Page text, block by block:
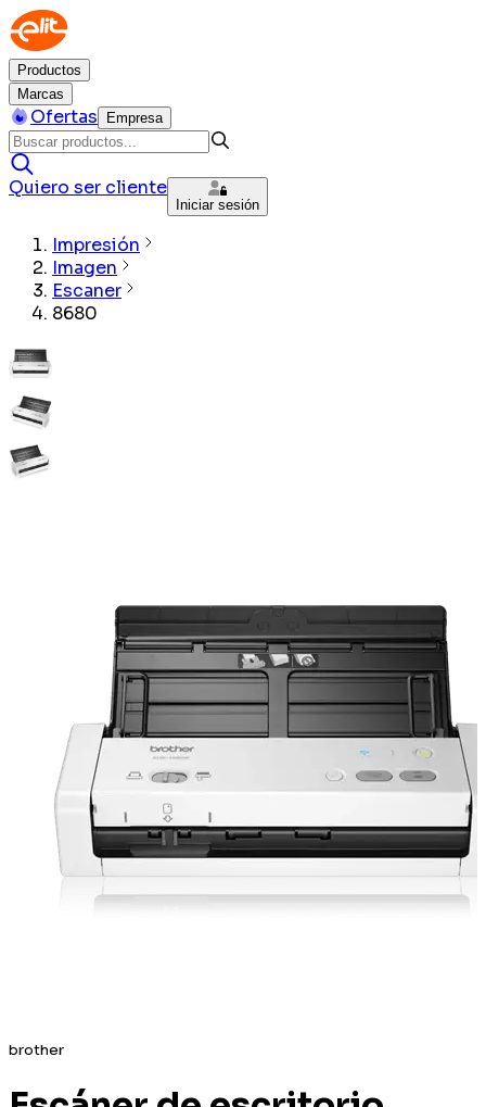
Productos
Marcas
Ofertas Empresa
Quiero ser cliente
Iniciar sesión
Impresión
Imagen
Escaner
8680
brother